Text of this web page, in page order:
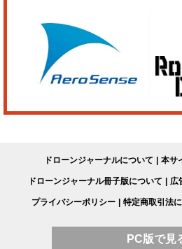
ドローンジャーナルについて 本サ
ドローンジャーナル冊子版について 広
プライバシーポリシー 特定商取引法
PC版で見